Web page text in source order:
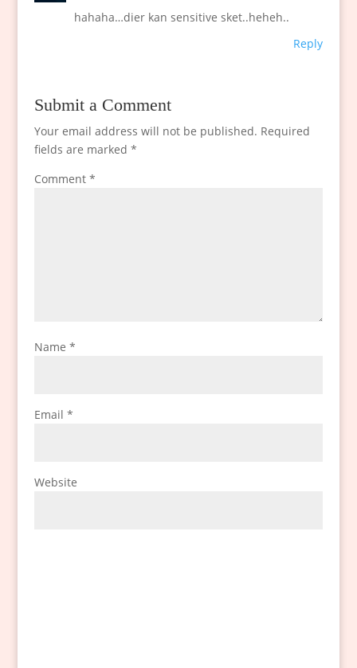
hahaha…dier kan sensitive sket..heheh..
Reply
Submit a Comment
Your email address will not be published. Required
fields are marked *
Comment *
Name *
Email *
Website